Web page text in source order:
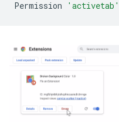
Permission 'activetab'